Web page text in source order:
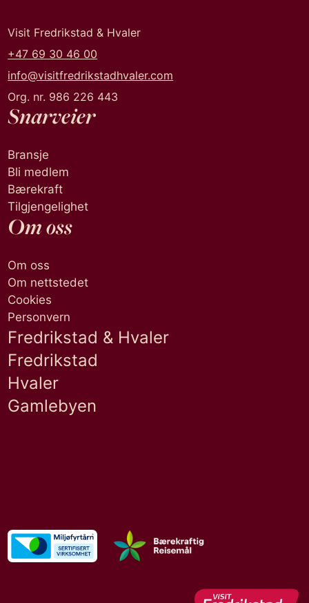
Visit Fredrikstad & Hvaler
+47 69 30 46 00
info@visitfredrikstadhvaler.com
Org. nr. 986 226 443
Snarveier
Bransje
Bli medlem
Bærekraft
Tilgjengelighet
Om oss
Om oss
Om nettstedet
Cookies
Personvern
Fredrikstad & Hvaler
Fredrikstad
Hvaler
Gamlebyen